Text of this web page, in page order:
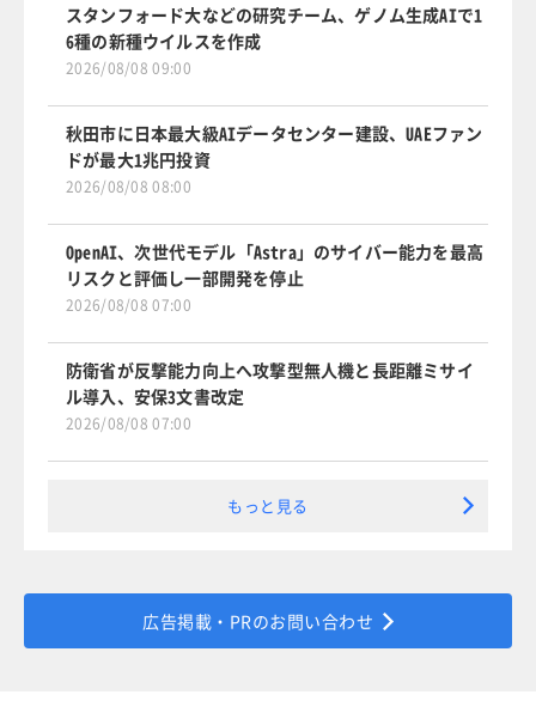
スタンフォード大などの研究チーム、ゲノム生成AIで1
6種の新種ウイルスを作成
2026/08/08 09:00
秋田市に日本最大級AIデータセンター建設、UAEファン
ドが最大1兆円投資
2026/08/08 08:00
OpenAI、次世代モデル「Astra」のサイバー能力を最高
リスクと評価し一部開発を停止
2026/08/08 07:00
防衛省が反撃能力向上へ攻撃型無人機と長距離ミサイ
ル導入、安保3文書改定
2026/08/08 07:00
もっと見る
広告掲載・PRのお問い合わせ